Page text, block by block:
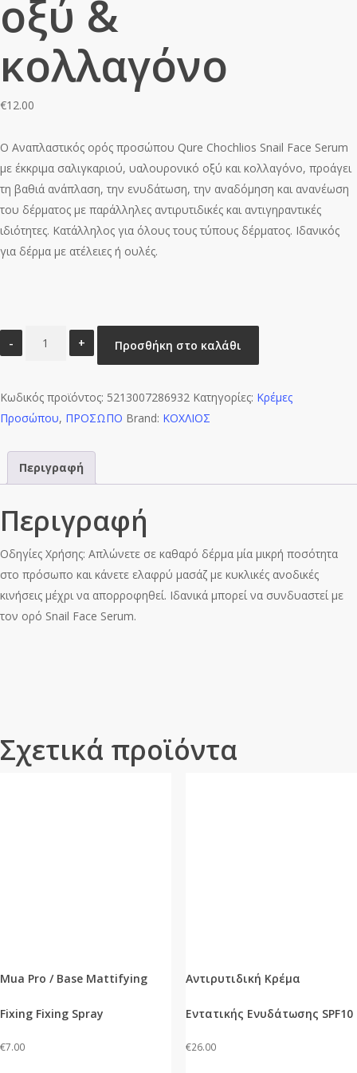
οξύ &
κολλαγόνο
€12.00
Ο Αναπλαστικός ορός προσώπου Qure Chochlios Snail Face Serum
με έκκριμα σαλιγκαριού, υαλουρονικό οξύ και κολλαγόνο, προάγει
τη βαθιά ανάπλαση, την ενυδάτωση, την αναδόμηση και ανανέωση
του δέρματος με παράλληλες αντιρυτιδικές και αντιγηραντικές
ιδιότητες. Κατάλληλος για όλους τους τύπους δέρματος. Ιδανικός
για δέρμα με ατέλειες ή ουλές.
σαλιγκαριού
υαλουρονικό
οξύ
κολλαγόνο
ποσότητα
Προσθήκη στο καλάθι
Κωδικός προϊόντος: 5213007286932 Κατηγορίες: Κρέμες
Προσώπου, ΠΡΟΣΩΠΟ Brand: ΚΟΧΛΙΟΣ
Περιγραφή
Περιγραφή
Οδηγίες Χρήσης: Απλώνετε σε καθαρό δέρμα μία μικρή ποσότητα
στο πρόσωπο και κάνετε ελαφρύ μασάζ με κυκλικές ανοδικές
κινήσεις μέχρι να απορροφηθεί. Ιδανικά μπορεί να συνδυαστεί με
τον ορό Snail Face Serum.
Σχετικά προϊόντα
Mua Pro / Base Mattifying
Fixing Fixing Spray
€7.00
Αντιρυτιδική Κρέμα
Εντατικής Ενυδάτωσης SPF10
€26.00